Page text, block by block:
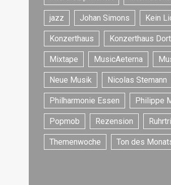
jazz Johan Simons Kein
Konzerthaus Konzerthaus
Mixtape MusicAeterna
Neue Musik Nicolas Stemann
Philharmonie Essen Philippe
Popmob Rezension
Themenwoche Ton des